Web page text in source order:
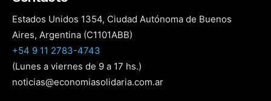
Estados Unidos 1354, Ciudad Autónoma de Buenos
Aires, Argentina (C1101ABB)
+54 9 11 2783-4743
(Lunes a viernes de 9 a 17 hs.)
noticias@economiasolidaria.com.ar